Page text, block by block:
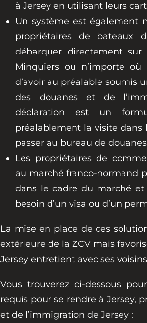
à Jersey en utilisant leurs
Un système est également
propriétaires de bateaux
débarquer directement sur
Minquiers ou n’importe où
d’avoir au préalable soumis
des douanes et de
déclaration est un
préalablement la visite dans
passer au bureau de
Les propriétaires de
au marché franco-normand
dans le cadre du marché
besoin d’un visa ou d’un
La mise en place de ces
extérieure de la ZCV mais
Jersey entretient avec ses
Vous trouverez ci-dessous
requis pour se rendre à Jersey,
et de l’immigration de Jersey :